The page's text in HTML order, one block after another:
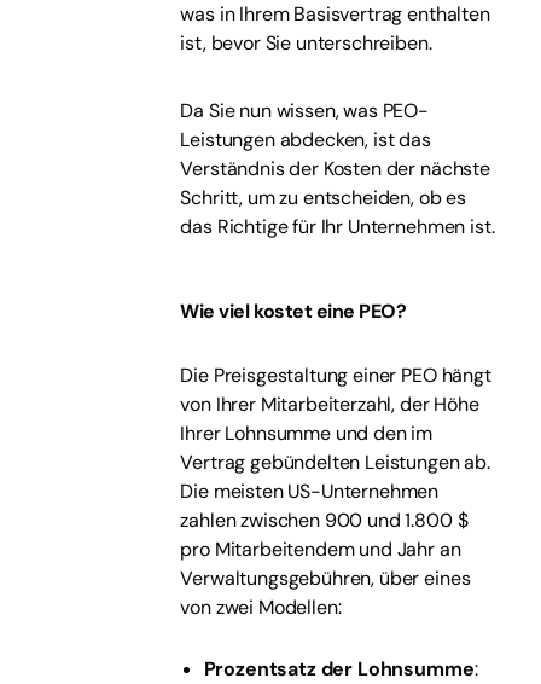
was in Ihrem Basisvertrag enthalten
ist, bevor Sie unterschreiben.
Da Sie nun wissen, was PEO-
Leistungen abdecken, ist das
Verständnis der Kosten der nächste
Schritt, um zu entscheiden, ob es
das Richtige für Ihr Unternehmen ist.
Wie viel kostet eine PEO?
Die Preisgestaltung einer PEO hängt
von Ihrer Mitarbeiterzahl, der Höhe
Ihrer Lohnsumme und den im
Vertrag gebündelten Leistungen ab.
Die meisten US-Unternehmen
zahlen zwischen 900 und 1.800 $
pro Mitarbeitendem und Jahr an
Verwaltungsgebühren, über eines
von zwei Modellen:
Prozentsatz der Lohnsumme: